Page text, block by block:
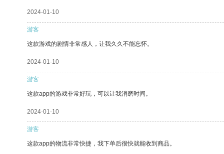
2024-01-10
游客
这款游戏的剧情非常感人，让我久久不能忘怀。
2024-01-10
游客
这款app的游戏非常好玩，可以让我消磨时间。
2024-01-10
游客
这款app的物流非常快捷，我下单后很快就能收到商品。